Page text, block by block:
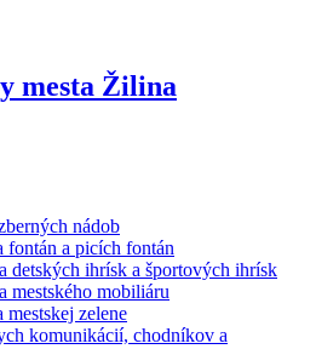
nádob
fontán a picích fontán
detských ihrísk a športových ihrísk
mestského mobiliáru
mestskej zelene
komunikácií, chodníkov a